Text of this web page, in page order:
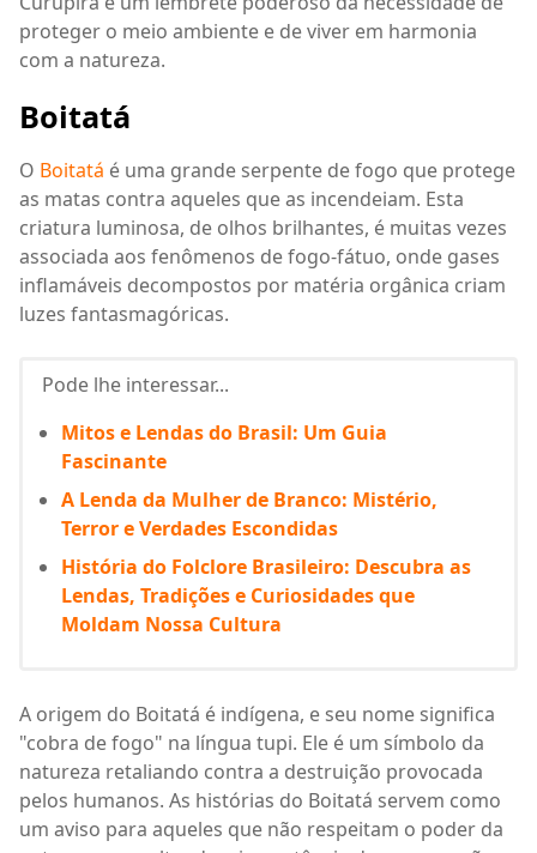
proteger o meio ambiente e de viver em harmonia
com a natureza.
Boitatá
O Boitatá é uma grande serpente de fogo que protege
as matas contra aqueles que as incendeiam. Esta
criatura luminosa, de olhos brilhantes, é muitas vezes
associada aos fenômenos de fogo-fátuo, onde gases
inflamáveis decompostos por matéria orgânica criam
luzes fantasmagóricas.
Pode lhe interessar...
Mitos e Lendas do Brasil: Um Guia
Fascinante
A Lenda da Mulher de Branco: Mistério,
Terror e Verdades Escondidas
História do Folclore Brasileiro: Descubra as
Lendas, Tradições e Curiosidades que
Moldam Nossa Cultura
A origem do Boitatá é indígena, e seu nome significa
"cobra de fogo" na língua tupi. Ele é um símbolo da
natureza retaliando contra a destruição provocada
pelos humanos. As histórias do Boitatá servem como
um aviso para aqueles que não respeitam o poder da